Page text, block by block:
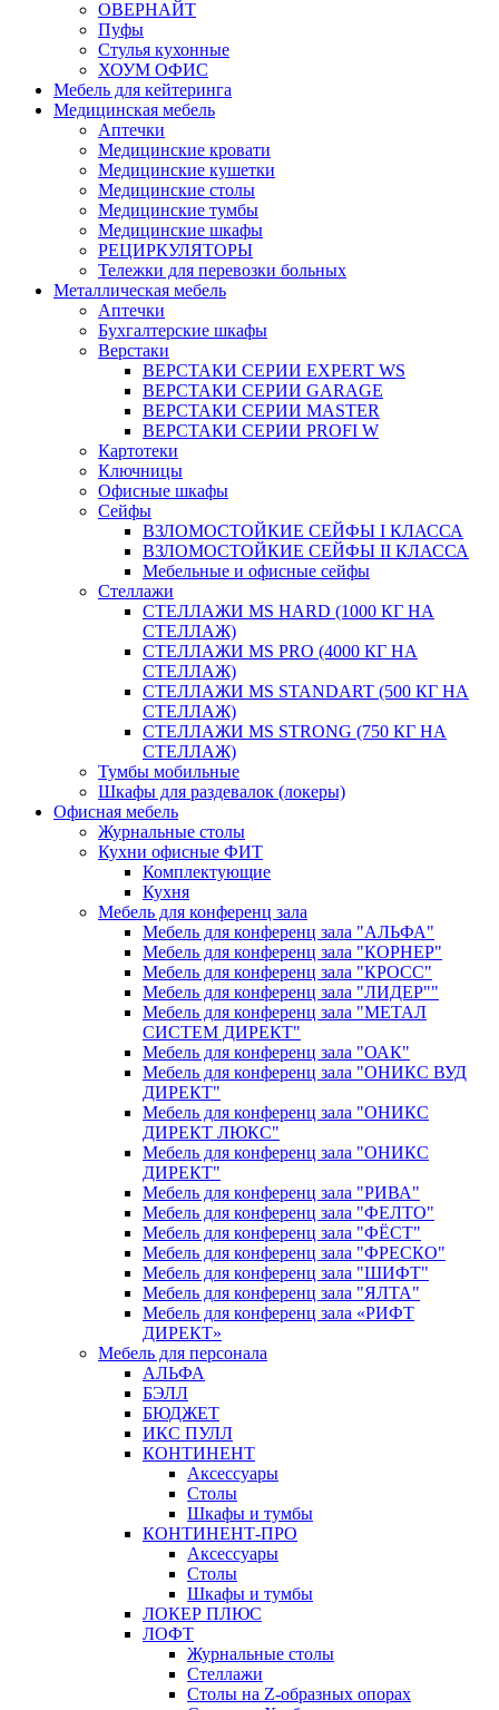
ОВЕРНАЙТ
Пуфы
Стулья кухонные
ХОУМ ОФИС
Мебель для кейтеринга
Медицинская мебель
Аптечки
Медицинские кровати
Медицинские кушетки
Медицинские столы
Медицинские тумбы
Медицинские шкафы
РЕЦИРКУЛЯТОРЫ
Тележки для перевозки больных
Металлическая мебель
Аптечки
Бухгалтерские шкафы
Верстаки
ВЕРСТАКИ СЕРИИ EXPERT WS
ВЕРСТАКИ СЕРИИ GARAGE
ВЕРСТАКИ СЕРИИ MASTER
ВЕРСТАКИ СЕРИИ PROFI W
Картотеки
Ключницы
Офисные шкафы
Сейфы
ВЗЛОМОСТОЙКИЕ СЕЙФЫ I КЛАССА
ВЗЛОМОСТОЙКИЕ СЕЙФЫ II КЛАССА
Мебельные и офисные сейфы
Стеллажи
СТЕЛЛАЖИ MS HARD (1000 КГ НА
СТЕЛЛАЖ)
СТЕЛЛАЖИ MS PRO (4000 КГ НА
СТЕЛЛАЖ)
СТЕЛЛАЖИ MS STANDART (500 КГ НА
СТЕЛЛАЖ)
СТЕЛЛАЖИ MS STRONG (750 КГ НА
СТЕЛЛАЖ)
Тумбы мобильные
Шкафы для раздевалок (локеры)
Офисная мебель
Журнальные столы
Кухни офисные ФИТ
Комплектующие
Кухня
Мебель для конференц зала
Мебель для конференц зала "АЛЬФА"
Мебель для конференц зала "КОРНЕР"
Мебель для конференц зала "КРОСС"
Мебель для конференц зала "ЛИДЕР""
Мебель для конференц зала "МЕТАЛ
СИСТЕМ ДИРЕКТ"
Мебель для конференц зала "ОАК"
Мебель для конференц зала "ОНИКС ВУД
ДИРЕКТ"
Мебель для конференц зала "ОНИКС
ДИРЕКТ ЛЮКС"
Мебель для конференц зала "ОНИКС
ДИРЕКТ"
Мебель для конференц зала "РИВА"
Мебель для конференц зала "ФЕЛТО"
Мебель для конференц зала "ФЁСТ"
Мебель для конференц зала "ФРЕСКО"
Мебель для конференц зала "ШИФТ"
Мебель для конференц зала "ЯЛТА"
Мебель для конференц зала «РИФТ
ДИРЕКТ»
Мебель для персонала
АЛЬФА
БЭЛЛ
БЮДЖЕТ
ИКС ПУЛЛ
КОНТИНЕНТ
Аксессуары
Столы
Шкафы и тумбы
КОНТИНЕНТ-ПРО
Аксессуары
Столы
Шкафы и тумбы
ЛОКЕР ПЛЮС
ЛОФТ
Журнальные столы
Стеллажи
Столы на Z-образных опорах